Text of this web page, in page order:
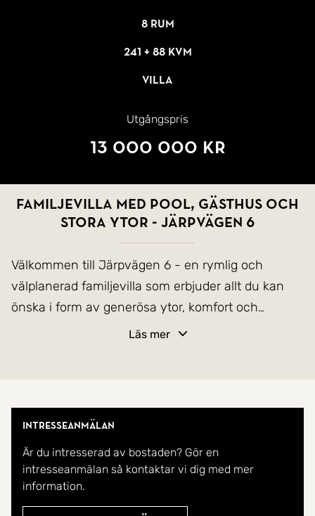
8 rum
241 + 88 kvm
Villa
Utgångspris
13 000 000 kr
Familjevilla med pool, gästhus och
stora ytor - Järpvägen 6
Välkommen till Järpvägen 6 - en rymlig och
välplanerad familjevilla som erbjuder allt du kan
önska i form av generösa ytor, komfort och
uteplatser i toppklass. Här bor du på en stor och
Villan har en boyta om hela 241 kvm samt 88 kvm
biarea, fördelat på totalt åtta rum varav fyra
sovrum. Entréplanet bjuder på en inbjudande hall,
Läs mer
Intresseanmälan
Är du intresserad av bostaden? Gör en
intresseanmälan så kontaktar vi dig med mer
information.